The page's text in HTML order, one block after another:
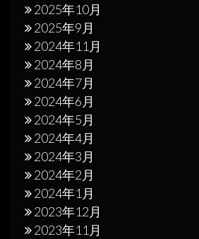
2025年10月
2025年9月
2024年11月
2024年8月
2024年7月
2024年6月
2024年5月
2024年4月
2024年3月
2024年2月
2024年1月
2023年12月
2023年11月